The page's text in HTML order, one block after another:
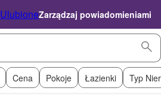
UlubioneZarządzaj powiadomieniami
Cena Pokoje Łazienki Typ